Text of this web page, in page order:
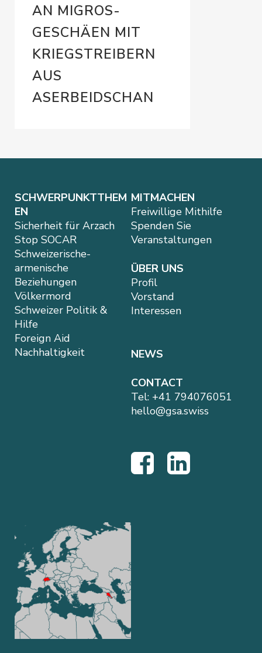
AN MIGROS-
GESCHÄEN MIT
KRIEGSTREIBERN
AUS
ASERBEIDSCHAN
SCHWERPUNKTTHEM
EN
Sicherheit für Arzach
Stop SOCAR
Schweizerische-
armenische
Beziehungen
Völkermord
Schweizer Politik &
Hilfe
Foreign Aid
Nachhaltigkeit
MITMACHEN
Freiwillige Mithilfe
Spenden Sie
Veranstaltungen
ÜBER UNS
Profil
Vorstand
Interessen
NEWS
CONTACT
Tel: +41 794076051
hello@gsa.swiss